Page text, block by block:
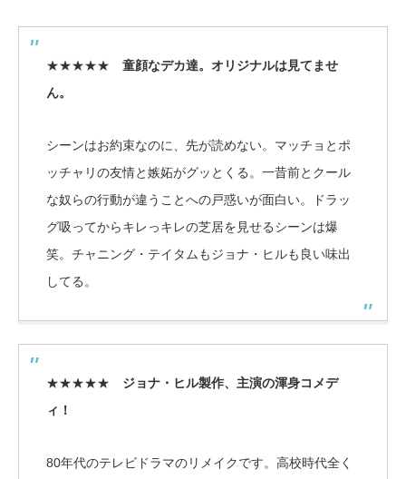
★★★★★ 童顔なデカ達。オリジナルは見てませ
ん。
シーンはお約束なのに、先が読めない。マッチョとポ
ッチャリの友情と嫉妬がグッとくる。一昔前とクール
な奴らの行動が違うことへの戸惑いが面白い。ドラッ
グ吸ってからキレっキレの芝居を見せるシーンは爆
笑。チャニング・テイタムもジョナ・ヒルも良い味出
してる。
★★★★★ ジョナ・ヒル製作、主演の渾身コメデ
ィ！
80年代のテレビドラマのリメイクです。高校時代全く